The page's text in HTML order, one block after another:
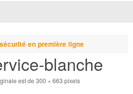
en première ligne
blanche
est de300 × 663 pixels